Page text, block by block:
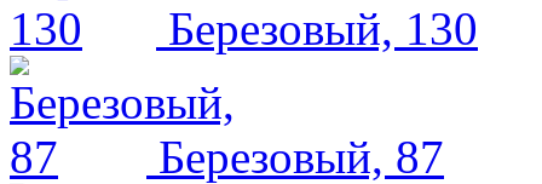
Березовый, 130
Березовый, 87